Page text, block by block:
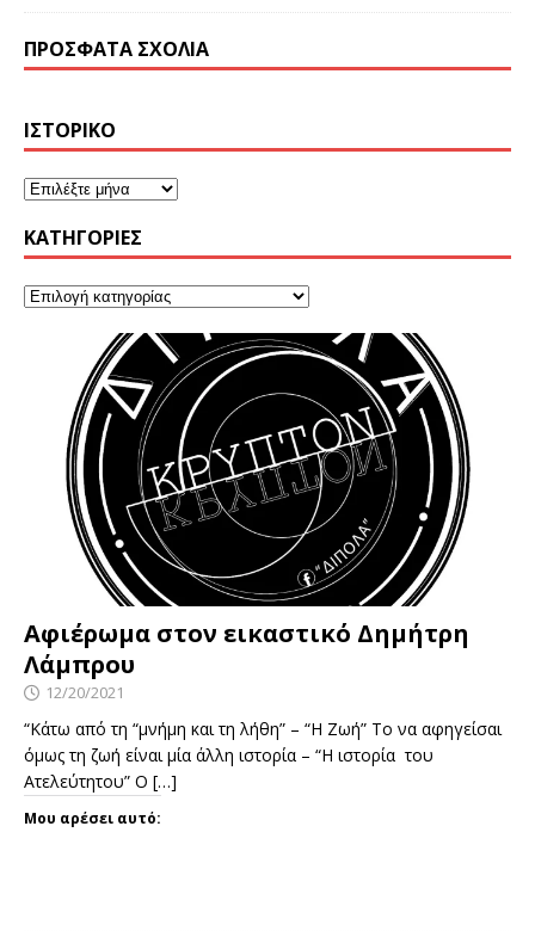
ΠΡΌΣΦΑΤΑ ΣΧΌΛΙΑ
ΙΣΤΟΡΙΚΌ
KΑΤΗΓΟΡΊΕΣ
Αφιέρωμα στον εικαστικό Δημήτρη
Λάμπρου
12/20/2021
“Κάτω από τη “μνήμη και τη λήθη” – “Η Ζωή” Το να αφηγείσαι
όμως τη ζωή είναι μία άλλη ιστορία – “Η ιστορία του
Ατελεύτητου” Ο […]
Μου αρέσει αυτό: